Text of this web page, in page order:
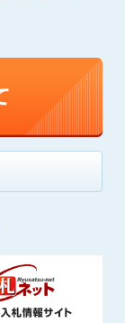
権を侵害す
き込む行為
為
ドした情報
は転売のため